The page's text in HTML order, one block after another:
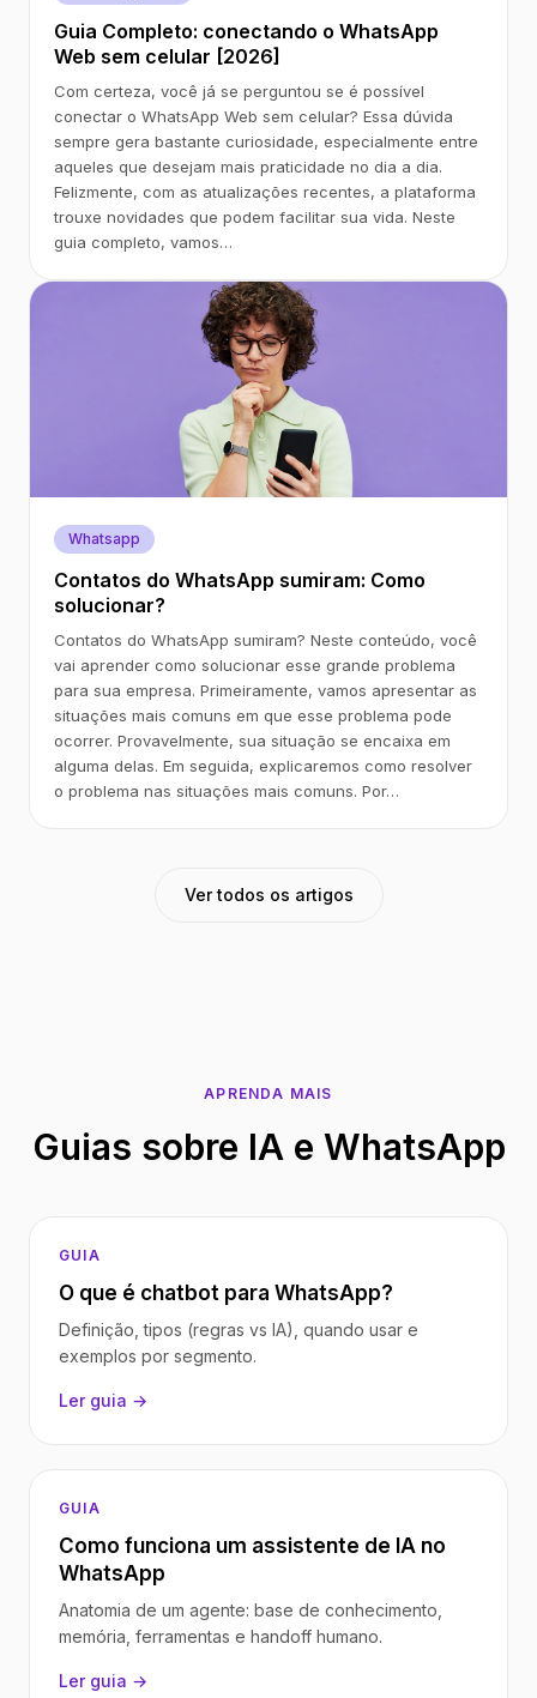
Guia Completo: conectando o WhatsApp
Web sem celular [2026]
Com certeza, você já se perguntou se é possível
conectar o WhatsApp Web sem celular? Essa dúvida
sempre gera bastante curiosidade, especialmente entre
aqueles que desejam mais praticidade no dia a dia.
Felizmente, com as atualizações recentes, a plataforma
trouxe novidades que podem facilitar sua vida. Neste
guia completo, vamos…
Whatsapp
Contatos do WhatsApp sumiram: Como
solucionar?
Contatos do WhatsApp sumiram? Neste conteúdo, você
vai aprender como solucionar esse grande problema
para sua empresa. Primeiramente, vamos apresentar as
situações mais comuns em que esse problema pode
ocorrer. Provavelmente, sua situação se encaixa em
alguma delas. Em seguida, explicaremos como resolver
o problema nas situações mais comuns. Por…
Ver todos os artigos
APRENDA MAIS
Guias sobre IA e WhatsApp
GUIA
O que é chatbot para WhatsApp?
Definição, tipos (regras vs IA), quando usar e
exemplos por segmento.
Ler guia →
GUIA
Como funciona um assistente de IA no
WhatsApp
Anatomia de um agente: base de conhecimento,
memória, ferramentas e handoff humano.
Ler guia →